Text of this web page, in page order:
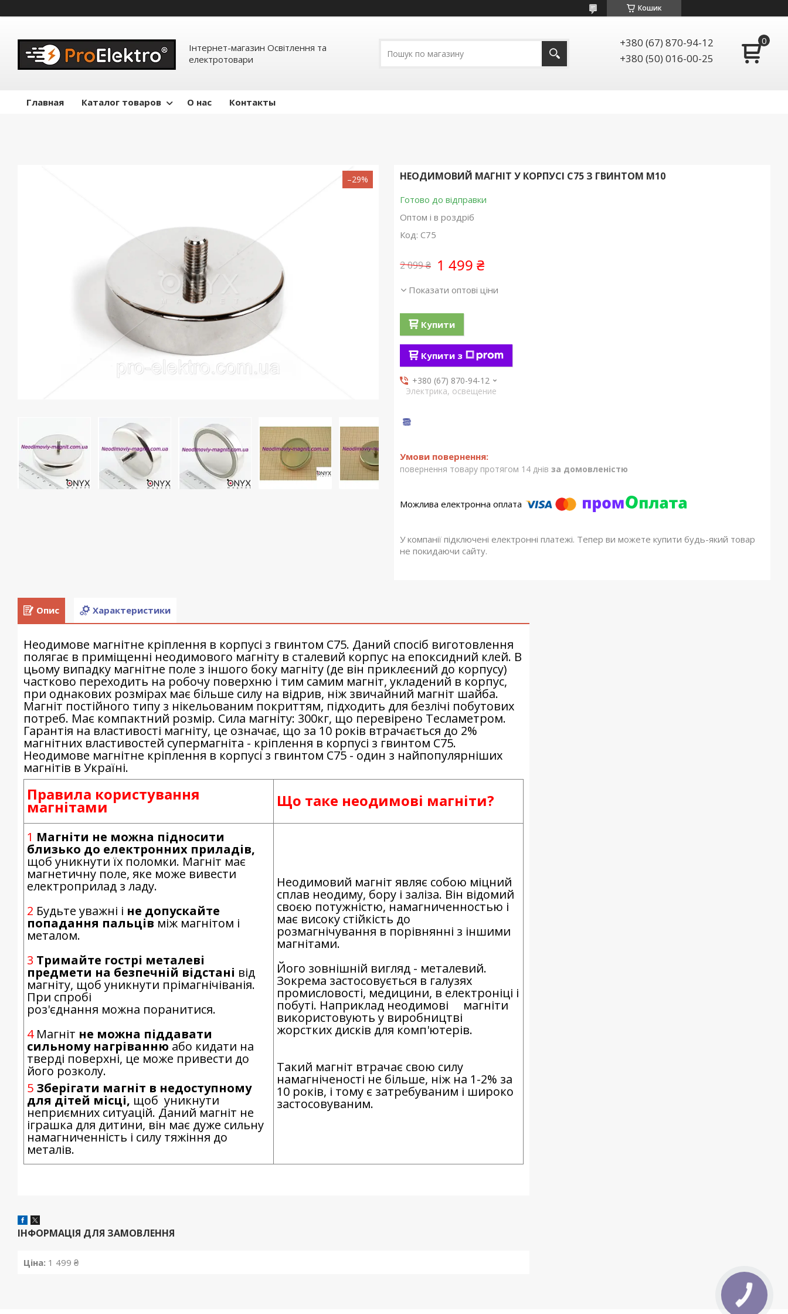
Кошик
Інтернет-магазин Освітлення та
електротовари
+380 (67) 870-94-12
+380 (50) 016-00-25
Главная Каталог товаров О нас Контакты
–29% НЕОДИМОВИЙ МАГНІТ У КОРПУСІ C75 З ГВИНТОМ М10
Готово до відправки
Оптом і в роздріб
Код: C75
2 099 ₴ 1 499 ₴
Показати оптові ціни
Купити
Купити з
+380 (67) 870-94-12
Электрика, освещение
повернення товару протягом 14 днів за домовленістю
У компанії підключені електронні платежі. Тепер ви можете купити будь-який товар
не покидаючи сайту.
Опис Характеристики
Неодимове магнітне кріплення в корпусі з гвинтом С75. Даний спосіб виготовлення
полягає в приміщенні неодимового магніту в сталевий корпус на епоксидний клей. В
цьому випадку магнітне поле з іншого боку магніту (де він приклеєний до корпусу)
частково переходить на робочу поверхню і тим самим магніт, укладений в корпус,
при однакових розмірах має більше силу на відрив, ніж звичайний магніт шайба.
Магніт постійного типу з нікельованим покриттям, підходить для безлічі побутових
потреб. Має компактний розмір. Сила магніту: 300кг, що перевірено Тесламетром.
Гарантія на властивості магніту, це означає, що за 10 років втрачається до 2%
магнітних властивостей супермагніта - кріплення в корпусі з гвинтом С75.
Неодимове магнітне кріплення в корпусі з гвинтом С75 - один з найпопулярніших
магнітів в Україні.
Правила користування
магнітами Що таке неодимові магніти?
1 Магніти не можна підносити
близько до електронних приладів,
щоб уникнути їх поломки. Магніт має
магнетичну поле, яке може вивести
електроприлад з ладу.
2 Будьте уважні і не допускайте
попадання пальців між магнітом і
металом.
3 Тримайте гострі металеві
предмети на безпечній відстані від
магніту, щоб уникнути прімагнічіванія.
При спробі
роз'єднання можна поранитися.
4 Магніт не можна піддавати
сильному нагріванню або кидати на
тверді поверхні, це може привести до
його розколу.
5 Зберігати магніт в недоступному
для дітей місці, щоб уникнути
неприємних ситуацій. Даний магніт не
іграшка для дитини, він має дуже сильну
намагниченність і силу тяжіння до
металів.
Неодимовий магніт являє собою міцний
сплав неодиму, бору і заліза. Він відомий
своєю потужністю, намагниченностью і
має високу стійкість до
розмагнічування в порівнянні з іншими
магнітами.
Його зовнішній вигляд - металевий.
Зокрема застосовується в галузях
промисловості, медицини, в електроніці і
побуті. Наприклад неодимові магніти
використовують у виробництві
жорстких дисків для комп'ютерів.
Такий магніт втрачає свою силу
намагніченості не більше, ніж на 1-2% за
10 років, і тому є затребуваним і широко
застосовуваним.
ІНФОРМАЦІЯ ДЛЯ ЗАМОВЛЕННЯ
Ціна: 1 499 ₴